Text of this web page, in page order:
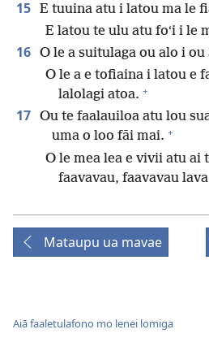
15 E tuuina atu i latou ma le
E latou te ulu atu foʻi i le
16 O le a suitulaga ou alo i ou
O le a e tofiaina i latou e
lalolagi atoa. +
17 Ou te faalauiloa atu lou
uma o loo fāi mai. +
O le mea lea e vivii atu ai
faavavau, faavavau
Mataupu ua mavae
Aiā faaletulafono mo lenei lomiga